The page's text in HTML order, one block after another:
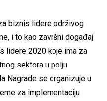
biznis lidere održivog
i to kao završni događaj
lidere 2020 koje ima za
sektora u polju
Nagrade se organizuje u
za implementaciju